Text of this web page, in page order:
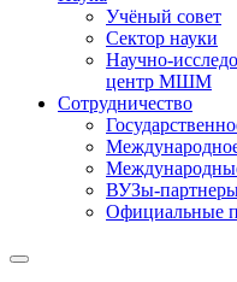
Учёный совет
Сектор науки
Научно-
центр МШМ
Сотрудничество
ВУЗы-
Официальные